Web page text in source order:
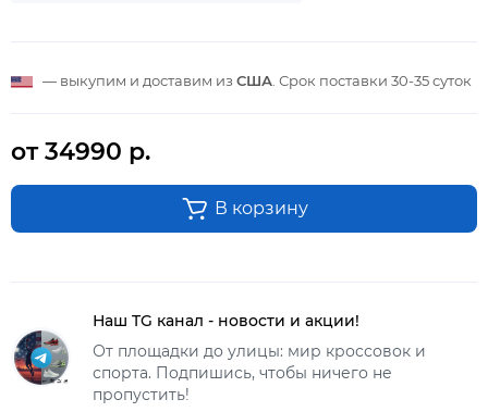
— выкупим и доставим из США . Срок поставки 30-35 суток
от 34990 р.
В корзину
Наш TG канал - новости и акции!
От площадки до улицы: мир кроссовок и
спорта. Подпишись, чтобы ничего не
пропустить!